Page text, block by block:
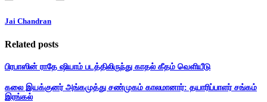
Jai Chandran
Related posts
பிரபாஸின் ராதே ஷியாம் படத்திலிருந்து காதல் கீதம் வெளியீடு
கலை இயக்குனர் அங்கமுத்து சண்முகம் காலமானார்: தயாரிப்பாளர் சங்கம்
இரங்கல்